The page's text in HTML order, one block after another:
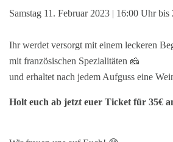
Samstag 11. Februar 2023 | 16:00 Uhr
Ihr werdet versorgt mit einem leckeren
mit französischen Spezialitäten 🧀
und erhaltet nach jedem Aufguss eine
Holt euch ab jetzt euer Ticket für 35€